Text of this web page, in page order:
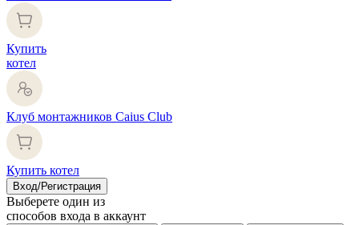
Купить
котел
Клуб монтажников Caius Club
Купить котел
Вход/Регистрация
Выберете один из
способов входа в аккаунт